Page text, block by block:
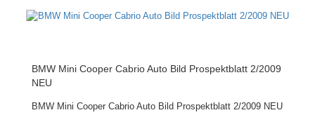
BMW Mini Cooper Cabrio Auto Bild Prospektblatt 2/2009
NEU
BMW Mini Cooper Cabrio Auto Bild Prospektblatt 2/2009 NEU